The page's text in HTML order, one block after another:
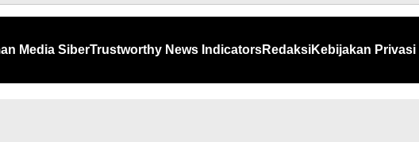
Media SiberTrustworthy News IndicatorsRedaksiKebijakan Privasi